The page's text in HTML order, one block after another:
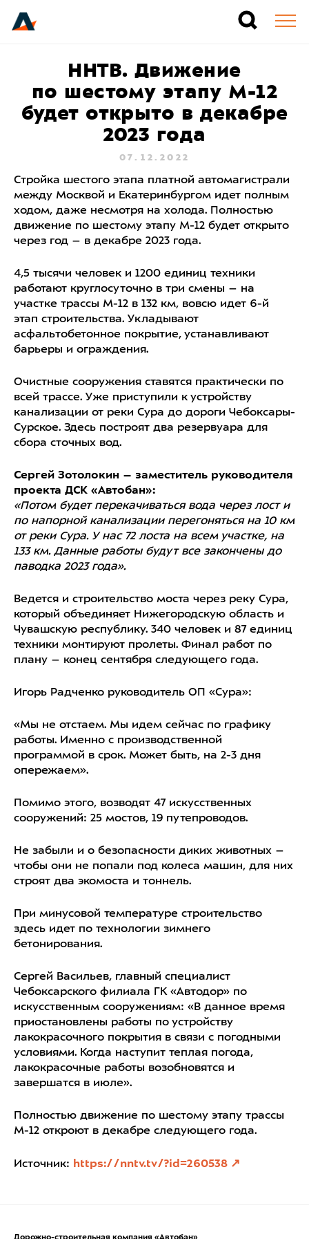
ННТВ. Движение
по шестому этапу М-12
будет открыто в декабре
2023 года
07.12.2022
Стройка шестого этапа платной автомагистрали
между Москвой и Екатеринбургом идет полным
ходом, даже несмотря на холода. Полностью
движение по шестому этапу М-12 будет открыто
через год – в декабре 2023 года.
4,5 тысячи человек и 1200 единиц техники
работают круглосуточно в три смены – на
участке трассы М-12 в 132 км, вовсю идет 6-й
этап строительства. Укладывают
асфальтобетонное покрытие, устанавливают
барьеры и ограждения.
Очистные сооружения ставятся практически по
всей трассе. Уже приступили к устройству
канализации от реки Сура до дороги Чебоксары-
Сурское. Здесь построят два резервуара для
сбора сточных вод.
Сергей Зотолокин – заместитель руководителя
проекта ДСК «Автобан»:
«Потом будет перекачиваться вода через лост и
по напорной канализации перегоняться на 10 км
от реки Сура. У нас 72 лоста на всем участке, на
133 км. Данные работы будут все закончены до
паводка 2023 года».
Ведется и строительство моста через реку Сура,
который объединяет Нижегородскую область и
Чувашскую республику. 340 человек и 87 единиц
техники монтируют пролеты. Финал работ по
плану – конец сентября следующего года.
Игорь Радченко руководитель ОП «Сура»:
«Мы не отстаем. Мы идем сейчас по графику
работы. Именно с производственной
программой в срок. Может быть, на 2-3 дня
опережаем».
Помимо этого, возводят 47 искусственных
сооружений: 25 мостов, 19 путепроводов.
Не забыли и о безопасности диких животных –
чтобы они не попали под колеса машин, для них
строят два экомоста и тоннель.
При минусовой температуре строительство
здесь идет по технологии зимнего
бетонирования.
Сергей Васильев, главный специалист
Чебоксарского филиала ГК «Автодор» по
искусственным сооружениям: «В данное время
приостановлены работы по устройству
лакокрасочного покрытия в связи с погодными
условиями. Когда наступит теплая погода,
лакокрасочные работы возобновятся и
завершатся в июле».
Полностью движение по шестому этапу трассы
М-12 откроют в декабре следующего года.
Источник: https://nntv.tv/?id=260538